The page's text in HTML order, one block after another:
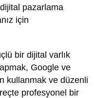
pazarlama
için
bir dijital varlık
Google ve
kullanmak ve düzenli
profesyonel bir